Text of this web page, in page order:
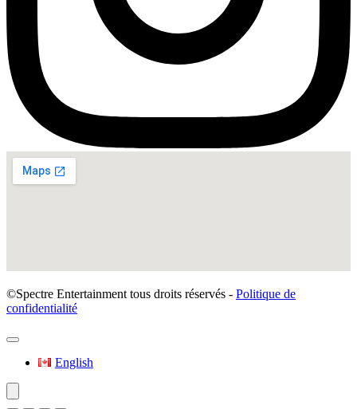
©Spectre Entertainment tous droits réservés - Politique de
confidentialité
English